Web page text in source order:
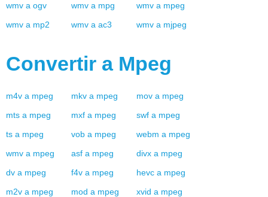
wmv a ogv wmv a mpg wmv a mpeg
wmv a mp2 wmv a ac3 wmv a mjpeg
Convertir a Mpeg
m4v a mpeg mkv a mpeg mov a mpeg
mts a mpeg mxf a mpeg swf a mpeg
ts a mpeg vob a mpeg webm a mpeg
wmv a mpeg asf a mpeg divx a mpeg
dv a mpeg f4v a mpeg hevc a mpeg
m2v a mpeg mod a mpeg xvid a mpeg